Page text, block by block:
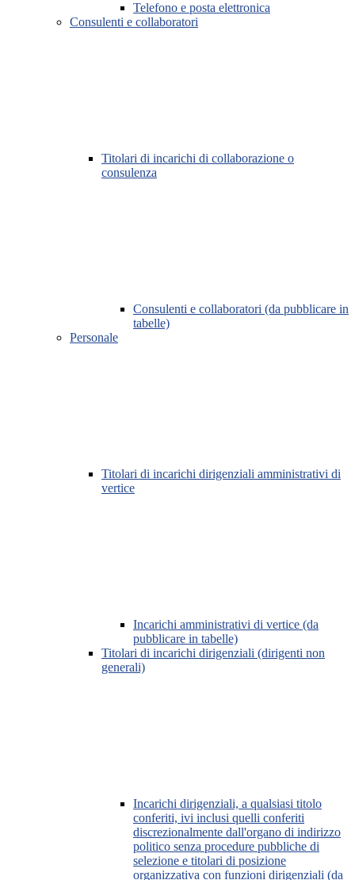
Telefono e posta elettronica
Consulenti e collaboratori
Titolari di incarichi di collaborazione o
consulenza
Consulenti e collaboratori (da pubblicare in
tabelle)
Personale
Titolari di incarichi dirigenziali amministrativi di
vertice
Incarichi amministrativi di vertice (da
pubblicare in tabelle)
Titolari di incarichi dirigenziali (dirigenti non
generali)
Incarichi dirigenziali, a qualsiasi titolo
conferiti, ivi inclusi quelli conferiti
discrezionalmente dall'organo di indirizzo
politico senza procedure pubbliche di
selezione e titolari di posizione
organizzativa con funzioni dirigenziali (da